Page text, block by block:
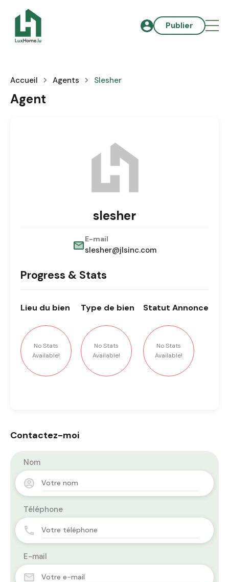
Publier
Accueil Agents Slesher
Agent
slesher
E-mail
slesher@jlsinc.com
Progress & Stats
Lieu du bien
No Stats
Available!
Type de bien
No Stats
Available!
Statut Annonce
No Stats
Available!
Contactez-moi
Nom
Téléphone
E-mail